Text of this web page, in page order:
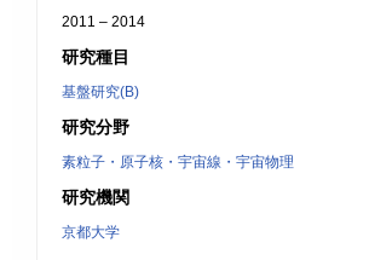
2011 – 2014
研究種目
基盤研究(B)
研究分野
素粒子・原子核・宇宙線・宇宙物理
研究機関
京都大学